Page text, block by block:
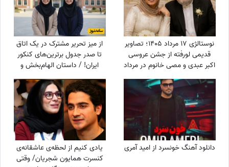
نوستالژی 17 مرداد 1405؛ تصاویر
قدیمی لورفته از جشن عروسی
اکبر عبدی و مصی خانوم در مرداد
1365
از میز تحریر مشترک در یک اتاق
تا صدر جدول برترین‌های کنکور
ایران! / داستان الهام‌بخش و
جالب دوقلوهای افسانه‌ای که
کنکور را ترکاندند!
دانلود آهنگ خونسرد از امید آمری
یادی کنیم از لحظه‌ی عاشقانه‌ی
کنسرت همایون شجریان/ وقتی